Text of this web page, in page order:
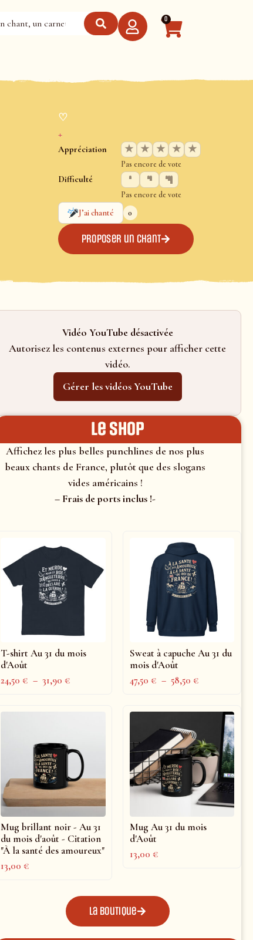
0
♡
+
Appréciation ★ ★ ★ ★ ★
Pas encore de vote
Difficulté
Pas encore de vote
J’ai chanté
0
Proposer un chant
Vidéo YouTube désactivée
Autorisez les contenus externes pour afficher cette
vidéo.
Gérer les vidéos YouTube
le shop
Affichez les plus belles punchlines de nos plus
beaux chants de France, plutôt que des slogans
vides américains !
– Frais de ports inclus !-
T-shirt Au 31 du mois
d'Août
24,50€ – 31,90€
Sweat à capuche Au 31 du
mois d'Août
47,50€ – 58,50€
Mug brillant noir - Au 31
du mois d'août - Citation
"À la santé des amoureux"
13,00€
Mug Au 31 du mois
d'Août
13,00€
La boutique